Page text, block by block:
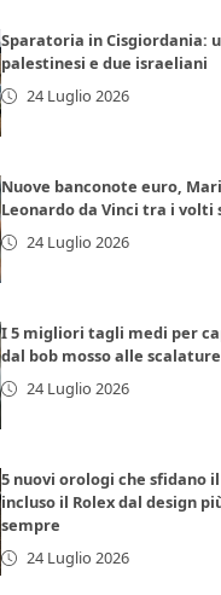
Sparatoria in Cisgiordania:
palestinesi e due israeliani
24 Luglio 2026
Nuove banconote euro,
Leonardo da Vinci tra i volti
24 Luglio 2026
I 5 migliori tagli medi per
dal bob mosso alle
24 Luglio 2026
5 nuovi orologi che sfidano
incluso il Rolex dal design
sempre
24 Luglio 2026